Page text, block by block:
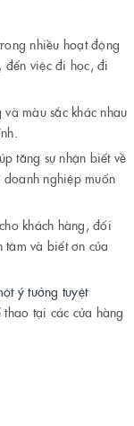
nhiều hoạt động
đến việc đi học, đi
màu sắc khác nhau
tăng sự nhận biết về
nghiệp muốn
khách hàng, đối
tâm và biết ơn của
ý tưởng tuyệt
thao tại các cửa hàng